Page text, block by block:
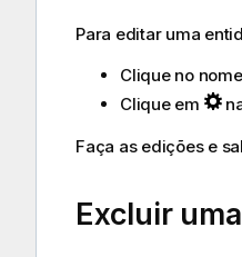
Para editar uma
Clique no
Clique em
Faça as edições e
Excluir